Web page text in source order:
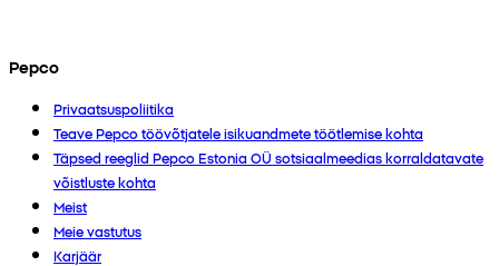
Pepco
Privaatsuspoliitika
Teave Pepco töövõtjatele isikuandmete töötlemise kohta
Täpsed reeglid Pepco Estonia OÜ sotsiaalmeedias korraldatavate
võistluste kohta
Meist
Meie vastutus
Karjäär